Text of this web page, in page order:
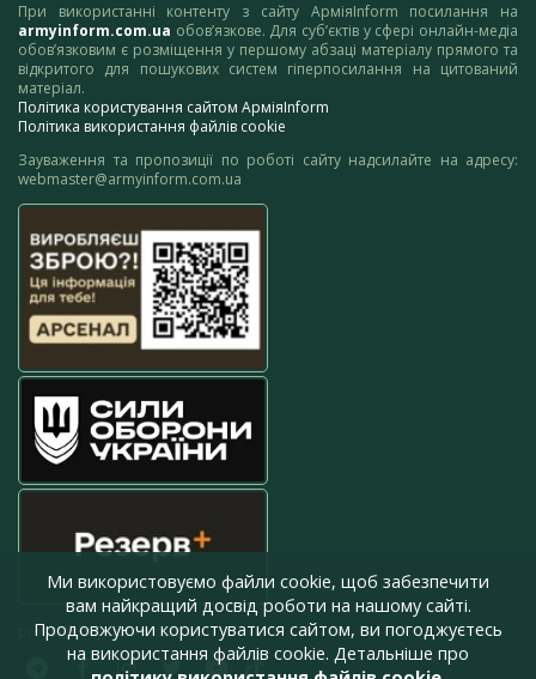
При використанні контенту з сайту АрміяInform посилання на
armyinform.com.ua обов’язкове. Для суб’єктів у сфері онлайн-медіа
обов’язковим є розміщення у першому абзаці матеріалу прямого та
відкритого для пошукових систем гіперпосилання на цитований
матеріал.
Політика користування сайтом АрміяInform
Політика використання файлів cookie
Зауваження та пропозиції по роботі сайту надсилайте на адресу:
webmaster@armyinform.com.ua
press@armyinform.com.ua
Ми використовуємо файли cookie, щоб забезпечити
вам найкращий досвід роботи на нашому сайті.
Продовжуючи користуватися сайтом, ви погоджуєтесь
на використання файлів cookie. Детальніше про